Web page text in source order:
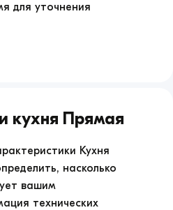
для уточнения
Кухня Прямая
Кухня
насколько
вашим
технических